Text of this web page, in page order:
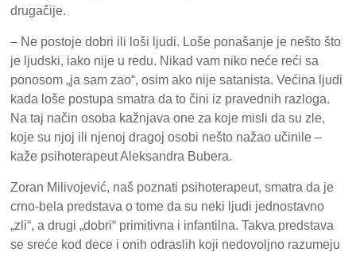
drugačije.
– Ne postoje dobri ili loši ljudi. Loše ponašanje je nešto što
je ljudski, iako nije u redu. Nikad vam niko neće reći sa
ponosom „ja sam zao“, osim ako nije satanista. Većina ljudi
kada loše postupa smatra da to čini iz pravednih razloga.
Na taj način osoba kažnjava one za koje misli da su zle,
koje su njoj ili njenoj dragoj osobi nešto nažao učinile –
kaže psihoterapeut Aleksandra Bubera.
Zoran Milivojević, naš poznati psihoterapeut, smatra da je
crno-bela predstava o tome da su neki ljudi jednostavno
„zli“, a drugi „dobri“ primitivna i infantilna. Takva predstava
se sreće kod dece i onih odraslih koji nedovoljno razumeju